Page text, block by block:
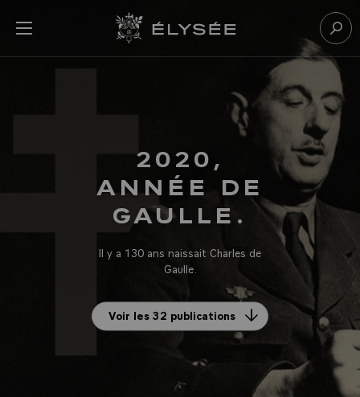
menu Retour à l’accueil Élysée
2020,
ANNÉE DE
GAULLE.
Il y a 130 ans naissait Charles de
Gaulle.
Voir les 32 publications
Panneau de gestion des cookies